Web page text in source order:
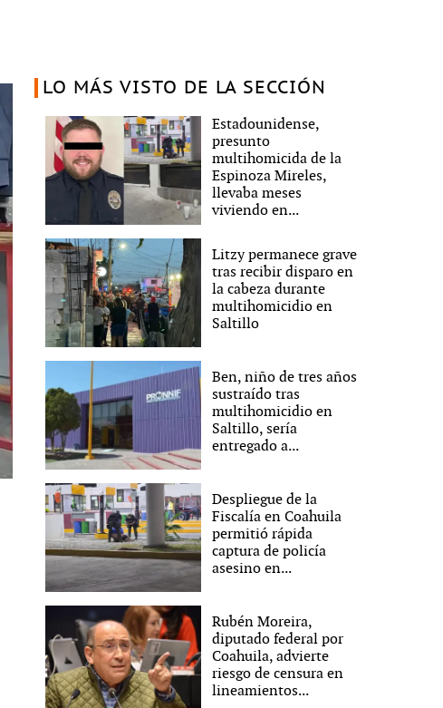
LO MÁS VISTO DE LA SECCIÓN
Estadounidense,
presunto
multihomicida de la
Espinoza Mireles,
llevaba meses
viviendo en...
Litzy permanece grave
tras recibir disparo en
la cabeza durante
multihomicidio en
Saltillo
Ben, niño de tres años
sustraído tras
multihomicidio en
Saltillo, sería
entregado a...
Despliegue de la
Fiscalía en Coahuila
permitió rápida
captura de policía
asesino en...
Rubén Moreira,
diputado federal por
Coahuila, advierte
riesgo de censura en
lineamientos...